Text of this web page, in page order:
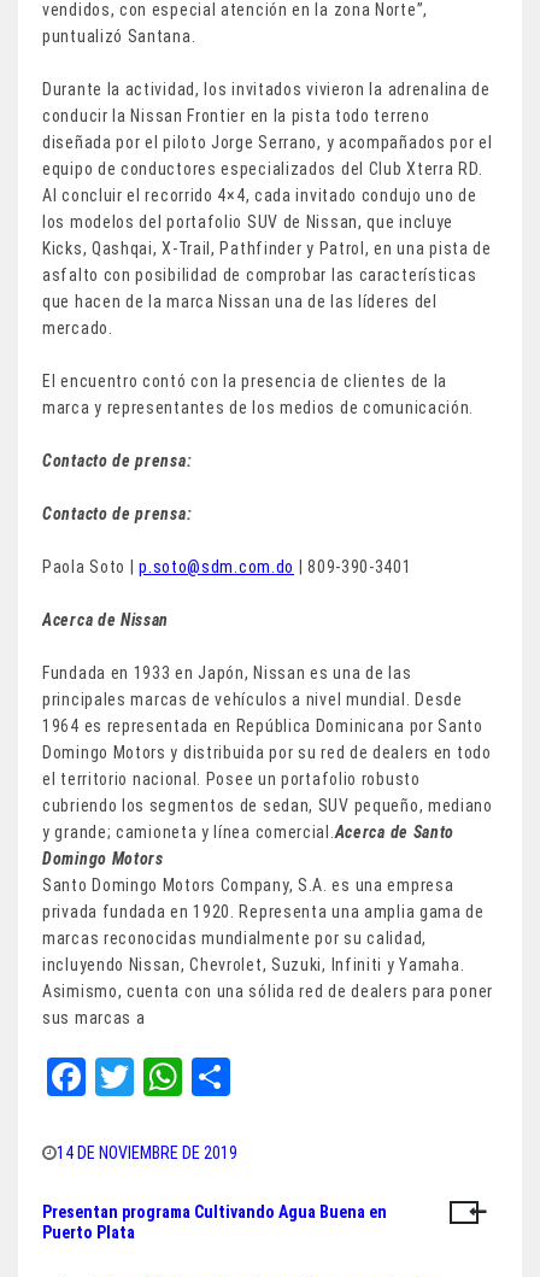
vendidos, con especial atención en la zona Norte”,
puntualizó Santana.
Durante la actividad, los invitados vivieron la adrenalina de
conducir la Nissan Frontier en la pista todo terreno
diseñada por el piloto Jorge Serrano, y acompañados por el
equipo de conductores especializados del Club Xterra RD.
Al concluir el recorrido 4×4, cada invitado condujo uno de
los modelos del portafolio SUV de Nissan, que incluye
Kicks, Qashqai, X-Trail, Pathfinder y Patrol, en una pista de
asfalto con posibilidad de comprobar las características
que hacen de la marca Nissan una de las líderes del
mercado.
El encuentro contó con la presencia de clientes de la
marca y representantes de los medios de comunicación.
Contacto de prensa:
Contacto de prensa:
Paola Soto |p.soto@sdm.com.do | 809-390-3401
Acerca de Nissan
Fundada en 1933 en Japón, Nissan es una de las
principales marcas de vehículos a nivel mundial. Desde
1964 es representada en República Dominicana por Santo
Domingo Motors y distribuida por su red de dealers en todo
el territorio nacional. Posee un portafolio robusto
cubriendo los segmentos de sedan, SUV pequeño, mediano
y grande; camioneta y línea comercial. Acerca de Santo
Domingo Motors
Santo Domingo Motors Company, S.A. es una empresa
privada fundada en 1920. Representa una amplia gama de
marcas reconocidas mundialmente por su calidad,
incluyendo Nissan, Chevrolet, Suzuki, Infiniti y Yamaha.
Asimismo, cuenta con una sólida red de dealers para poner
sus marcas a
Fa
bo
T
tt
W
ts
A
pp
e
14 DE NOVIEMBRE DE 2019
Navegación
Presentan programa Cultivando Agua Buena en
Puerto Plata